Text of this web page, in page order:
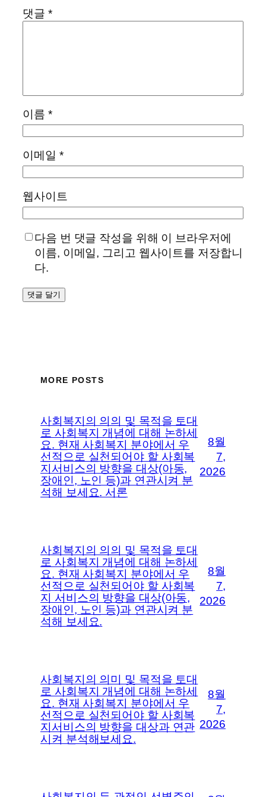
댓글 *
이름 *
이메일 *
웹사이트
다음 번 댓글 작성을 위해 이 브라우저에
이름, 이메일, 그리고 웹사이트를 저장합니
다.
MORE POSTS
사회복지의 의의 및 목적을 토대
로 사회복지 개념에 대해 논하세
요. 현재 사회복지 분야에서 우
선적으로 실천되어야 할 사회복
지서비스의 방향을 대상(아동,
장애인, 노인 등)과 연관시켜 분
석해 보세요. 서론
8월
7,
2026
사회복지의 의의 및 목적을 토대
로 사회복지 개념에 대해 논하세
요. 현재 사회복지 분야에서 우
선적으로 실천되어야 할 사회복
지 서비스의 방향을 대상(아동,
장애인, 노인 등)과 연관시켜 분
석해 보세요.
8월
7,
2026
사회복지의 의미 및 목적을 토대
로 사회복지 개념에 대해 논하세
요. 현재 사회복지 분야에서 우
선적으로 실천되어야 할 사회복
지서비스의 방향을 대상과 연관
시켜 분석해보세요.
8월
7,
2026